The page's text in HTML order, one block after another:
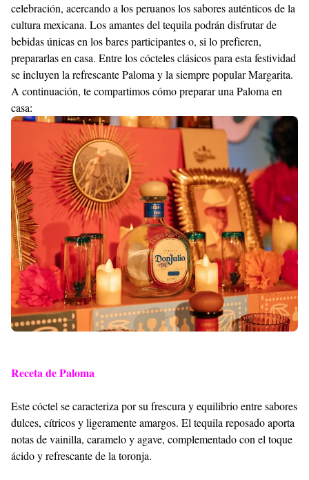
celebración, acercando a los peruanos los sabores auténticos de la
cultura mexicana. Los amantes del tequila podrán disfrutar de
bebidas únicas en los bares participantes o, si lo prefieren,
prepararlas en casa. Entre los cócteles clásicos para esta festividad
se incluyen la refrescante Paloma y la siempre popular Margarita.
A continuación, te compartimos cómo preparar una Paloma en
casa:
Receta de Paloma
Este cóctel se caracteriza por su frescura y equilibrio entre sabores
dulces, cítricos y ligeramente amargos. El tequila reposado aporta
notas de vainilla, caramelo y agave, complementado con el toque
ácido y refrescante de la toronja.